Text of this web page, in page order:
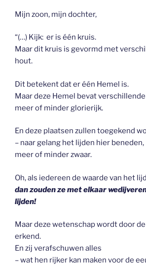
Mijn zoon, mijn dochter,
“(…) Kijk: er is één kruis.
Maar dit kruis is gevormd met
hout.
Dit betekent dat er één Hemel is.
Maar deze Hemel bevat
meer of minder glorierijk.
En deze plaatsen zullen toegekend
– naar gelang het lijden hier beneden,
meer of minder zwaar.
Oh, als iedereen de waarde van het
dan zouden ze met elkaar
lijden!
Maar deze wetenschap wordt door
erkend.
En zij verafschuwen alles
– wat hen rijker kan maken voor de